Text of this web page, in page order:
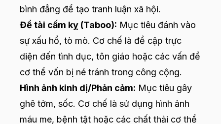
bình đẳng để tạo tranh luận xã hội.
Đề tài cấm kỵ (Taboo): Mục tiêu đánh vào
sự xấu hổ, tò mò. Cơ chế là đề cập trực
diện đến tình dục, tôn giáo hoặc các vấn đề
cơ thể vốn bị né tránh trong công cộng.
Hình ảnh kinh dị/Phản cảm: Mục tiêu gây
ghê tởm, sốc. Cơ chế là sử dụng hình ảnh
máu me, bệnh tật hoặc các chất thải cơ thể